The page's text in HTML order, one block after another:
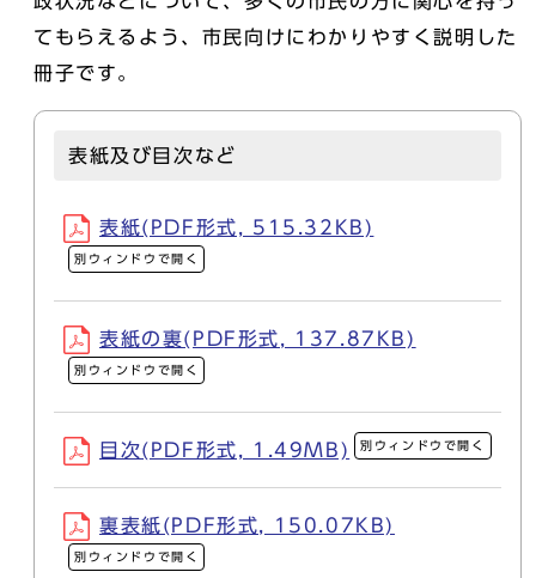
てもらえるよう、市民向けにわかりやすく説明した
冊子です。
表紙及び目次など
表紙(PDF形式, 515.32KB)
別ウィンドウで開く
表紙の裏(PDF形式, 137.87KB)
別ウィンドウで開く
目次(PDF形式, 1.49MB) 別ウィンドウで開く
裏表紙(PDF形式, 150.07KB)
別ウィンドウで開く